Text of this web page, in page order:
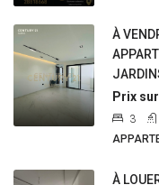
À
Prix
3
À